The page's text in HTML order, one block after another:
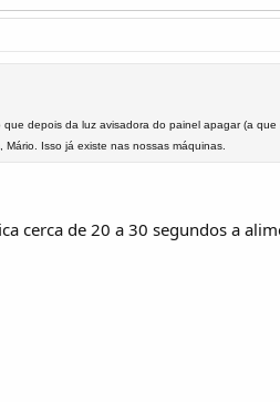
depois da luz avisadora do painel apagar (a
Isso já existe nas nossas máquinas.
cerca de 20 a 30 segundos a